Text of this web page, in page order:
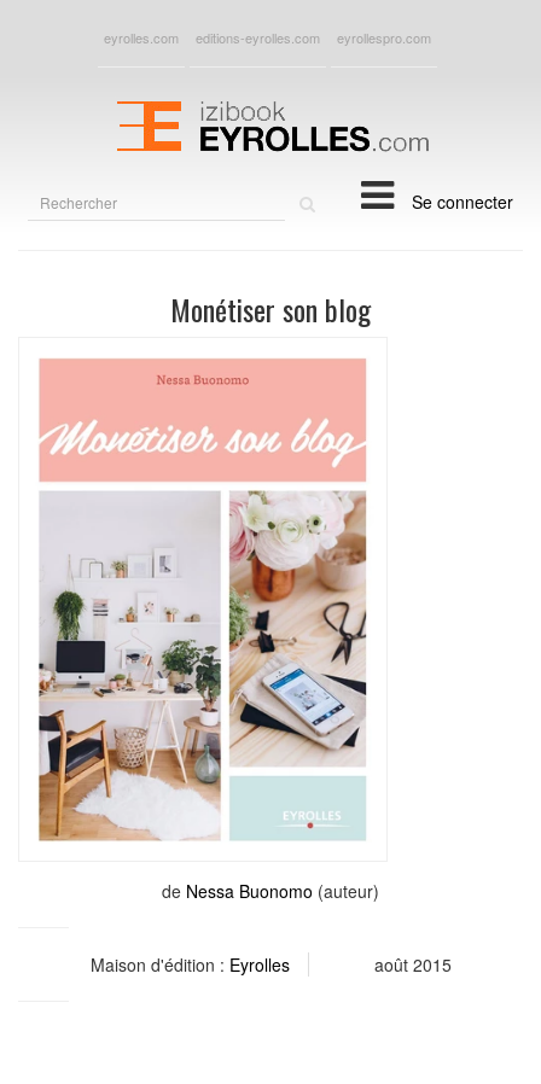
eyrolles.com editions-eyrolles.com eyrollespro.com
Se connecter
Monétiser son blog
de Nessa Buonomo (auteur)
Maison d'édition : Eyrolles août 2015